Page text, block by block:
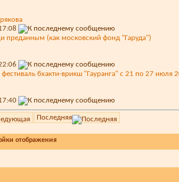
преданным (как московский фонд "Гаруда")
бхакти-врикш "Гауранга" с 21 по 27 июля
Последняя
отображения